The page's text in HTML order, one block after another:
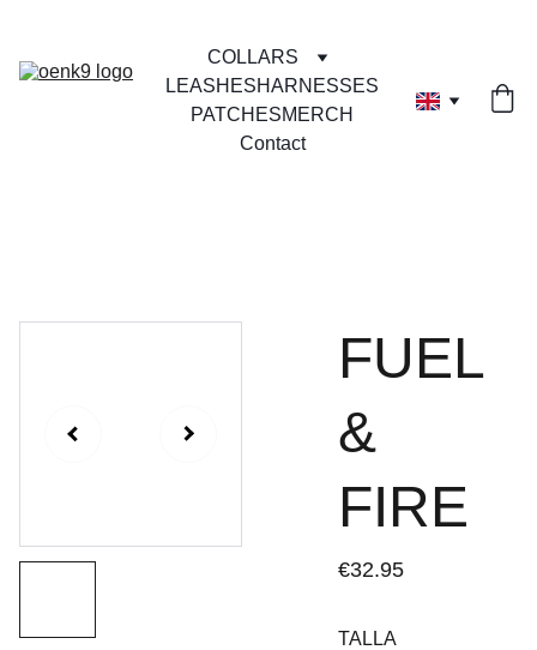
COLLARS
LEASHESHARNESSES
PATCHESMERCH
Contact
FUEL
&
FIRE
€32.95
TALLA